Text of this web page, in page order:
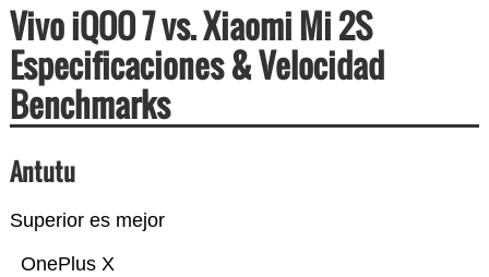
Vivo iQOO 7 vs. Xiaomi Mi 2S
Especificaciones & Velocidad
Benchmarks
Antutu
Superior es mejor
OnePlus X